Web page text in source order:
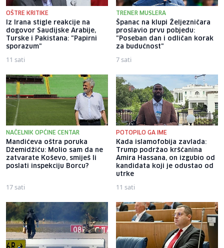
OŠTRE KRITIKE
Iz Irana stigle reakcije na
dogovor Saudijske Arabije,
Turske i Pakistana: "Papirni
sporazum"
11 sati
TRENER MUSLERA
Španac na klupi Željezničara
proslavio prvu pobjedu:
"Poseban dan i odličan korak
za budućnost"
7 sati
NAČELNIK OPĆINE CENTAR
Mandićeva oštra poruka
Džemidžiću: Molio sam da ne
zatvarate Koševo, smiješ li
poslati inspekciju Borcu?
17 sati
POTOPILO GA IME
Kada islamofobija zavlada:
Trump podržao kršćanina
Amira Hassana, on izgubio od
kandidata koji je odustao od
utrke
11 sati